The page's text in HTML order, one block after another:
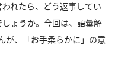
れたら、どう返事してい
ょうか。今回は、語彙解
が、「お手柔らかに」の意